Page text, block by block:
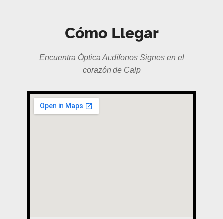
Cómo Llegar
Encuentra Óptica Audífonos Signes en el
corazón de Calp